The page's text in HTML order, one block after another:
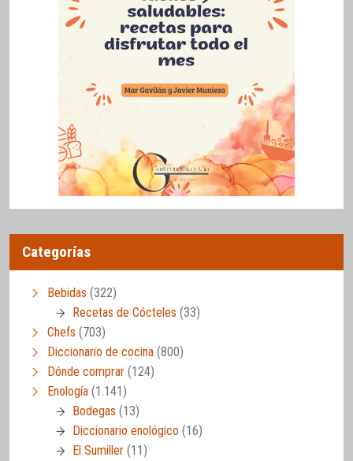
Categorías
Bebidas (322)
Recetas de Cócteles (33)
Chefs (703)
Diccionario de cocina (800)
Dónde comprar (124)
Enología (1.141)
Bodegas (13)
Diccionario enológico (16)
El Sumiller (11)